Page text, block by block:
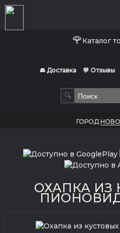
🌹Каталог
🚘 Доставка 💬 Отзывы
🔍
ГОРОД
ОХАПКА ИЗ